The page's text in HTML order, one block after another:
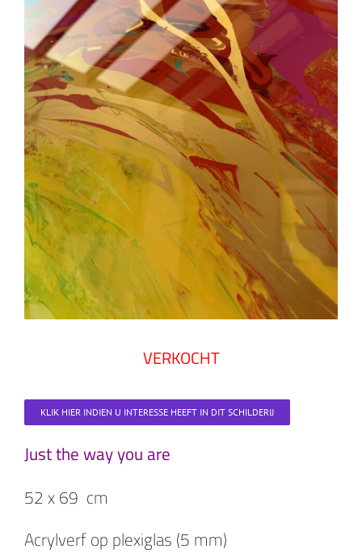
VERKOCHT
KLIK HIER INDIEN U INTERESSE HEEFT IN DIT SCHILDERIJ
Just the way you are
52 x 69 cm
Acrylverf op plexiglas (5 mm)